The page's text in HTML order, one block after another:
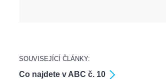
SOUVISEJÍCÍ ČLÁNKY:
Co najdete v ABC č. 10